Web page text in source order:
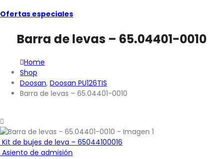
Ofertas especiales
Barra de levas – 65.04401-0010
Home
Shop
Doosan, Doosan PU126TIS
Barra de levas – 65.04401-0010
Kit de bujes de leva – 65044100016
Asiento de admisión